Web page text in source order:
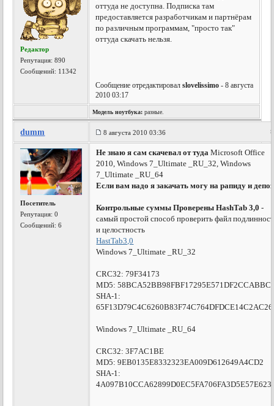
Редактор
Репутация:890
Сообщений: 11342
оттуда не доступна. Подписка там
предоставляется разработчикам и партнёрам
по различным программам, "просто так"
оттуда скачать нельзя.
Сообщение отредактировалslovelissimo - 8 августа
2010 03:17
Модель ноутбука: разные.
dumm 8 августа 2010 03:36
Посетитель
Репутация:0
Сообщений: 6
Не знаю я сам скачевал от туда Microsoft Office
2010, Windows 7_Ultimate _RU_32, Windows
7_Ultimate _RU_64
Если вам надо я закачать могу на рапиду и
Контрольные суммы Проверены HashTab 3,0 -
самый простой способ проверить файл
и целостность
HastTab3,0
Windows 7_Ultimate _RU_32
CRC32: 79F34173
MD5: 58BCA52BB98FBF17295E571DF2CCABBC
SHA-1:
Windows 7_Ultimate _RU_64
CRC32: 3F7AC1BE
MD5: 9EB0135E8332323EA009D612649A4CD2
SHA-1: